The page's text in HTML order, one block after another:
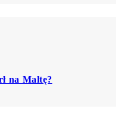
na Maltę?